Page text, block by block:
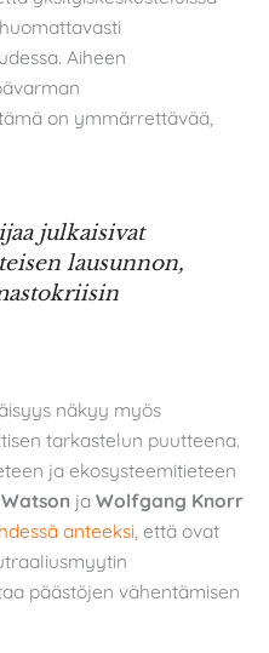
Aiheen
on ymmärrettävää,
julkaisivat
lausunnon,
näkyy myös
tarkastelun puutteena.
ja ekosysteemitieteen
ja Wolfgang Knorr
anteeksi , että ovat
päästöjen vähentämisen